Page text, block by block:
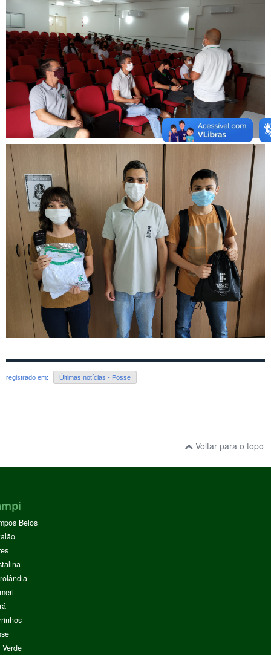
registrado em: Últimas notícias - Posse
Voltar para o topo
Belos